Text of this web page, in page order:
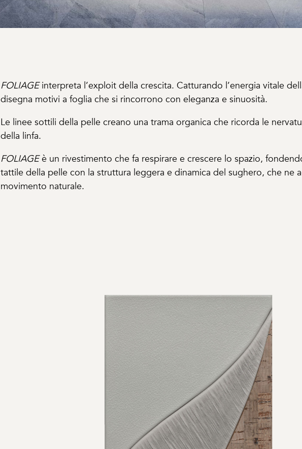
FOLIAGEinterpreta l’exploit della crescita. Catturando l’energia vitale
disegna motivi a foglia che si rincorrono con eleganza e sinuosità.
Le linee sottili della pelle creano una trama organica che ricorda le
della linfa.
FOLIAGEè un rivestimento che fa respirare e crescere lo spazio,
tattile della pelle con la struttura leggera e dinamica del sughero, che ne
movimento naturale.